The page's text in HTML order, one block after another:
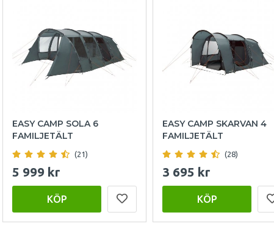
EASY CAMP SOLA 6
FAMILJETÄLT
(21)
5 999 kr
KÖP
EASY CAMP SKARVAN 4
FAMILJETÄLT
(28)
3 695 kr
KÖP